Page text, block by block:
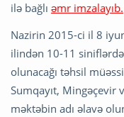
ilə bağlı əmr imzalayıb.
Nazirin 2015-ci il 8
ilindən 10-11
olunacağı təhsil
Sumqayıt, Mingəçevir
məktəbin adı əlavə